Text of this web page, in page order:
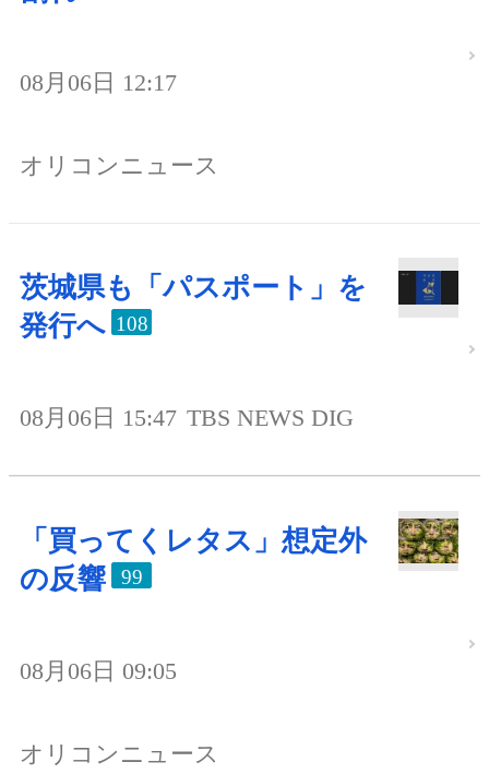
08月06日 12:17
オリコンニュース
茨城県も「パスポート」を
発行へ 108
08月06日 15:47 TBS NEWS DIG
「買ってくレタス」想定外
の反響
99
08月06日 09:05
オリコンニュース